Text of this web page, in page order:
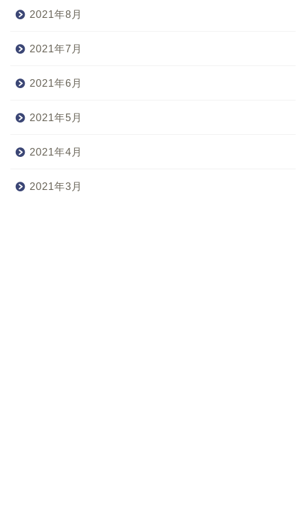
2021年8月
2021年7月
2021年6月
2021年5月
2021年4月
2021年3月